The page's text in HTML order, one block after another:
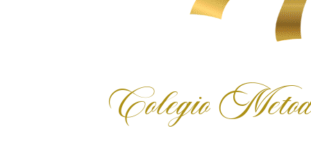
Colegio